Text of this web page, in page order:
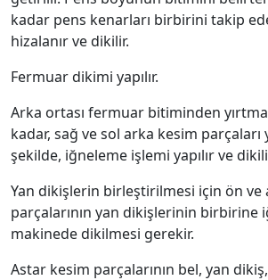
kadar pens kenarları birbirini takip
hizalanır ve dikilir.
Fermuar dikimi yapılır.
Arka ortası fermuar bitiminden
kadar, sağ ve sol arka kesim parçaları
şekilde, iğneleme işlemi yapılır ve
Yan dikişlerin birleştirilmesi için ön ve
parçalarının yan dikişlerinin birbirine
makinede dikilmesi gerekir.
Astar kesim parçalarının bel, yan